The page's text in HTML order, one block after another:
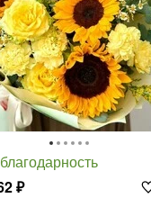
благодарность
₽